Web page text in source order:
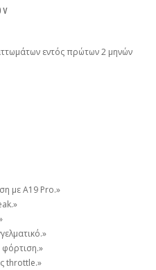
εντός πρώτων 2 μηνών
με A19 Pro.»
throttle.»